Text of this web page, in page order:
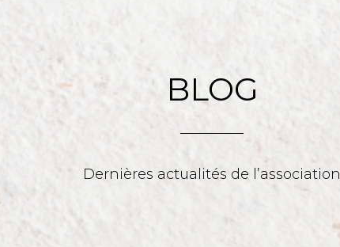
BLOG
Dernières actualités de l’association